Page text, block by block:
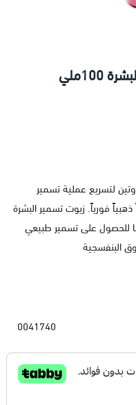
لتسريع عملية تسمير
فورياً. زيوت تسمير البشرة
للحصول على تسمير طبيعي
البنفسجية
0041740